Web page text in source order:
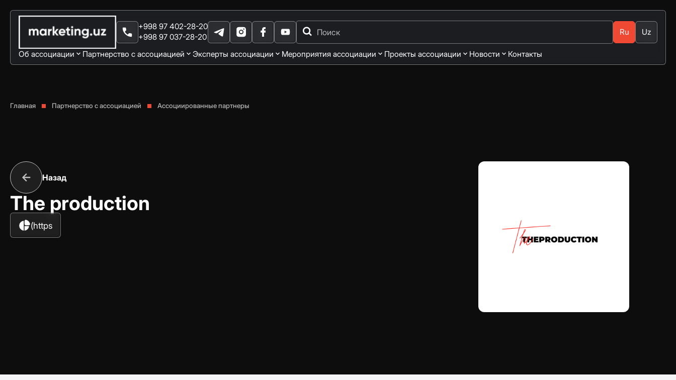
+998 97 402-28-20
+998 97 037-28-20
Ru Uz
Об ассоциации Партнерство с ассоциацией Эксперты ассоциации Мероприятия ассоциации Проекты ассоциации Новости Контакты
Главная Партнерство с ассоциацией Ассоциированные партнеры
Назад
The production
(https